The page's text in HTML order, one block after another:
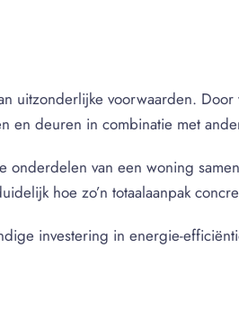
uitzonderlijke voorwaarden.
en deuren in combinatie met
van een woning
hoe zo’n totaalaanpak
investering in energie-